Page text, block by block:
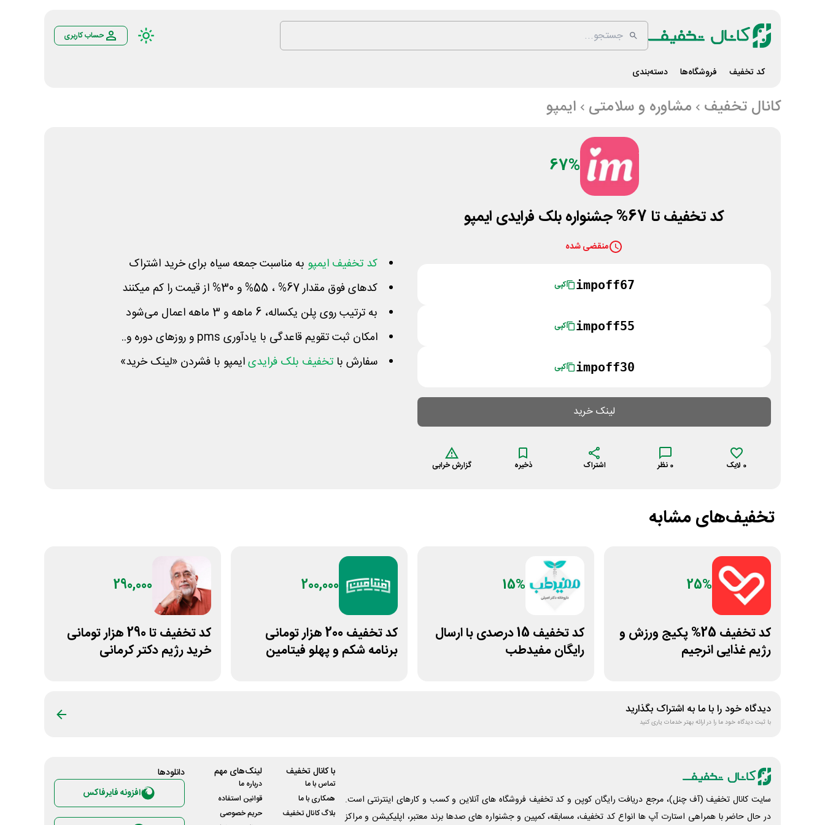
حساب کاربری
کد تخفیف فروشگاه‌ها دسته‌بندی
کانال تخفیف مشاوره و سلامتی ایمپو
67%
کد تخفیف تا 67% جشنواره بلک فرایدی ایمپو
منقضی شده
impoff67 کپی
impoff55 کپی
impoff30 کپی
لینک خرید
0 لایک 0 نظر اشتراک ذخیره گزارش خرابی
کد تخفیف ایمپو به مناسبت جمعه سیاه برای خرید اشتراک
کدهای فوق مقدار 67% ، 55% و 30% از قیمت را کم میکنند
به ترتیب روی پلن یکساله، 6 ماهه و 3 ماهه اعمال می‌شود
امکان ثبت تقویم قاعدگی با یادآوری pms و روزهای دوره و..
سفارش با تخفیف بلک فرایدیایمپو با فشردن «لینک خرید»
تخفیف‌های مشابه
25%
کد تخفیف 25% پکیج ورزش و
رژیم غذایی انرجیم
15%
کد تخفیف 15 درصدی با ارسال
رایگان مفیدطب
200,000
کد تخفیف 200 هزار تومانی
برنامه شکم و پهلو فیتامین
290,000
کد تخفیف تا 290 هزار تومانی
خرید رژیم دکتر کرمانی
دیدگاه خود را با ما به اشتراک بگذارید
با ثبت دیدگاه خود ما را در ارائه بهتر خدمات یاری کنید
سایت کانال تخفیف (آف چنل)، مرجع دریافت رایگان کوپن و کد تخفیف فروشگاه های آنلاین و کسب و‌ کارهای اینترنتی است.
در حال حاضر با همراهی استارت آپ ها انواع کد تخفیف، مسابقه، کمپین و جشنواره های صدها برند معتبر، اپلیکیشن و مراکز
با کانال تخفیف
تماس با ما
همکاری با ما
بلاگ کانال تخفیف
لینک‌های مهم
درباره ما
قوانین استفاده
حریم خصوصی
دانلود‌ها
افزونه فایرفاکس